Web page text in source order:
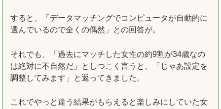
すると、「データマッチングでコンピュータが自動的に
選んでいるので全くの偶然」との回答が。
それでも、「過去にマッチした女性の約9割が34歳なの
は絶対に不自然だ」としつこく言うと、「じゃあ設定を
調整してみます」と返ってきました。
これでやっと違う結果がもらえると楽しみにしていた女